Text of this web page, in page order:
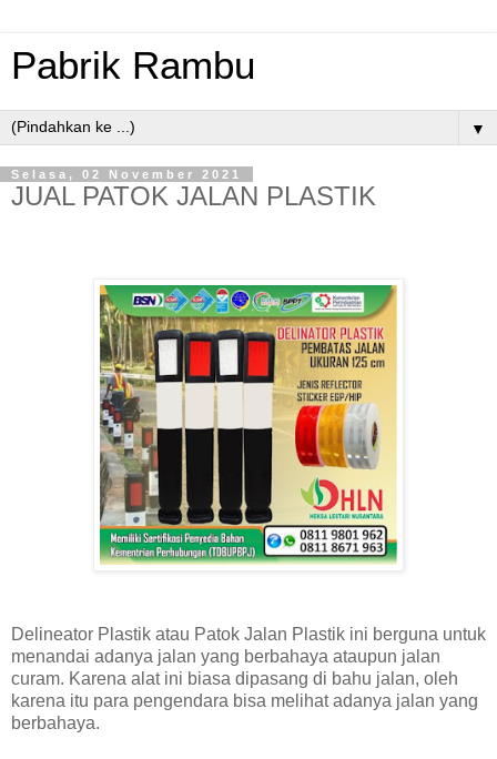
Pabrik Rambu
▼
Selasa, 02 November 2021
JUAL PATOK JALAN PLASTIK
Delineator Plastik atau Patok Jalan Plastik ini berguna untuk
menandai adanya jalan yang berbahaya ataupun jalan
curam. Karena alat ini biasa dipasang di bahu jalan, oleh
karena itu para pengendara bisa melihat adanya jalan yang
berbahaya.